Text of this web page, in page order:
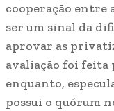
cooperação entre
ser um sinal da
aprovar as
avaliação foi feita
enquanto,
possui o quórum